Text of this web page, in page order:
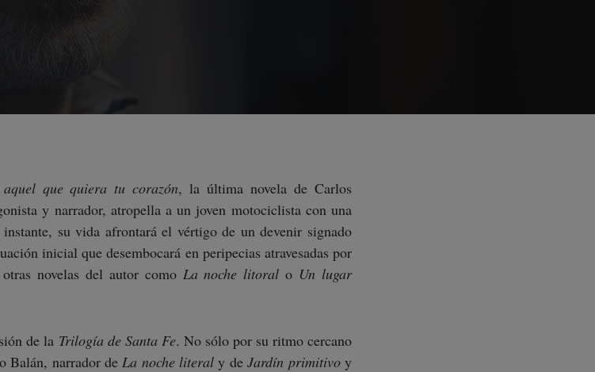
que quiera tu corazón, la última novela de Carlos
y narrador, atropella a un joven motociclista con una
su vida afrontará el vértigo de un devenir signado
inicial que desembocará en peripecias atravesadas por
novelas del autor como La noche litoral o Un lugar
de la Trilogía de Santa Fe. No sólo por su ritmo cercano
Balán, narrador deLa noche literal y deJardín primitivoy